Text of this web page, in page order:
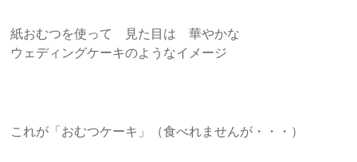
紙おむつを使って 見た目は 華やかな
ウェディングケーキのようなイメージ
これが「おむつケーキ」（食べれませんが・・・）